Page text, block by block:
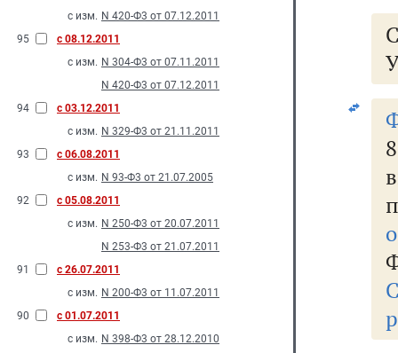
с изм. N 420-Ф3 от 07.12.2011
95
с 08.12.2011
с изм. N 304-Ф3 от 07.11.2011
N 420-Ф3 от 07.12.2011
94
с 03.12.2011
с изм. N 329-Ф3 от 21.11.2011
93
с 06.08.2011
с изм. N 93-Ф3 от 21.07.2005
92
с 05.08.2011
с изм. N 250-Ф3 от 20.07.2011
N 253-Ф3 от 21.07.2011
91
с 26.07.2011
с изм. N 200-Ф3 от 11.07.2011
90
с 01.07.2011
с изм. N 398-Ф3 от 28.12.2010